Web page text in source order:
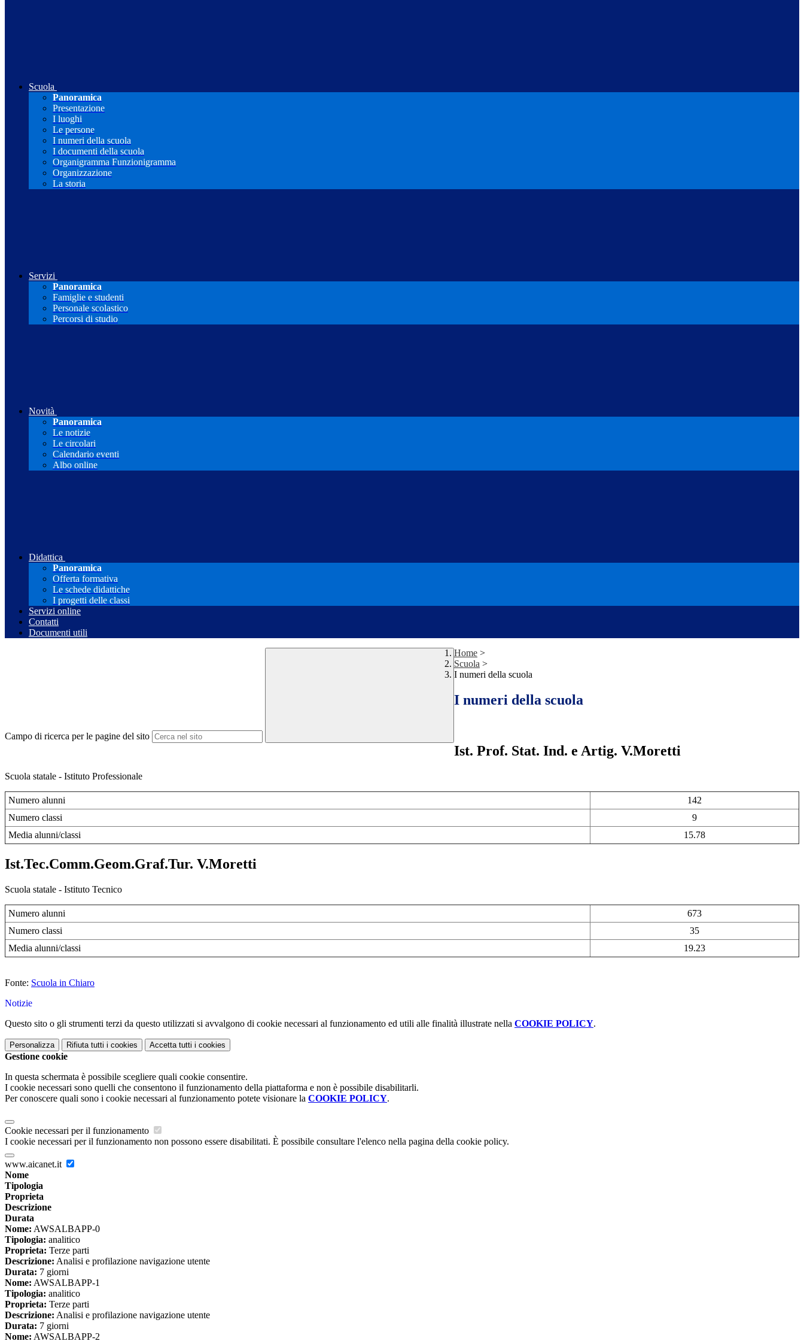
Scuola
Panoramica
Presentazione
I luoghi
Le persone
I numeri della scuola
I documenti della scuola
Organigramma Funzionigramma
Organizzazione
La storia
Servizi
Panoramica
Famiglie e studenti
Personale scolastico
Percorsi di studio
Novità
Panoramica
Le notizie
Le circolari
Calendario eventi
Albo online
Didattica
Panoramica
Offerta formativa
Le schede didattiche
I progetti delle classi
Servizi online
Contatti
Documenti utili
Campo di ricerca per le pagine del sito
Home >
Scuola >
I numeri della scuola
I numeri della scuola
Ist. Prof. Stat. Ind. e Artig. V.Moretti
Scuola statale - Istituto Professionale
Numero alunni
142
Numero classi
9
Media alunni/classi
15.78
Ist.Tec.Comm.Geom.Graf.Tur. V.Moretti
Scuola statale - Istituto Tecnico
Numero alunni
673
Numero classi
35
Media alunni/classi
19.23
Fonte: Scuola in Chiaro
Notizie
Questo sito o gli strumenti terzi da questo utilizzati si avvalgono di cookie necessari al funzionamento ed utili alle finalità illustrate nella COOKIE POLICY.
Personalizza Rifiuta tutti i cookies Accetta tutti i cookies
Gestione cookie
In questa schermata è possibile scegliere quali cookie consentire.
I cookie necessari sono quelli che consentono il funzionamento della piattaforma e non è possibile disabilitarli.
Per conoscere quali sono i cookie necessari al funzionamento potete visionare la COOKIE POLICY.
Cookie necessari per il funzionamento
I cookie necessari per il funzionamento non possono essere disabilitati. È possibile consultare l'elenco nella pagina della cookie policy.
www.aicanet.it
Nome
Tipologia
Proprieta
Descrizione
Durata
Nome: AWSALBAPP-0
Tipologia: analitico
Proprieta: Terze parti
Descrizione: Analisi e profilazione navigazione utente
Durata: 7 giorni
Nome: AWSALBAPP-1
Tipologia: analitico
Proprieta: Terze parti
Descrizione: Analisi e profilazione navigazione utente
Durata: 7 giorni
Nome: AWSALBAPP-2